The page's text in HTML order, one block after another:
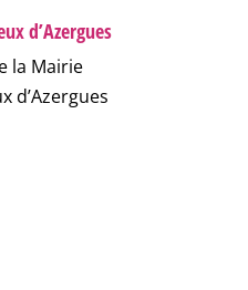
d’Azergues
la Mairie
d’Azergues